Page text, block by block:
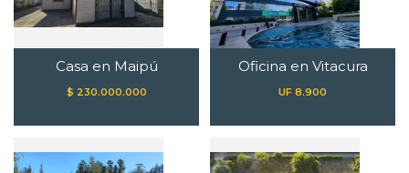
Casa en Maipú
$ 230.000.000
Oficina en Vitacura
UF 8.900